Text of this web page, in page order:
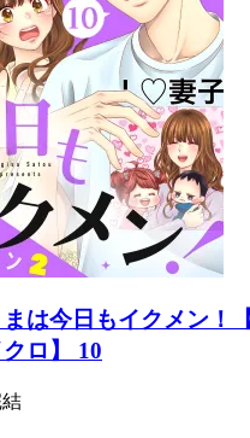
は今日もイクメン！
クロ】 10